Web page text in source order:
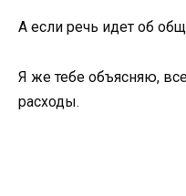
А если речь идет об
Я же тебе объясняю,
расходы.